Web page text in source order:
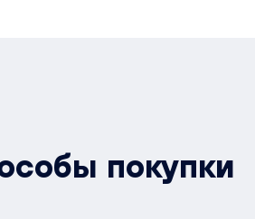
покупки